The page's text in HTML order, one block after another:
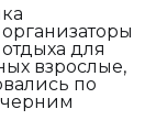
для
взрослые,
по